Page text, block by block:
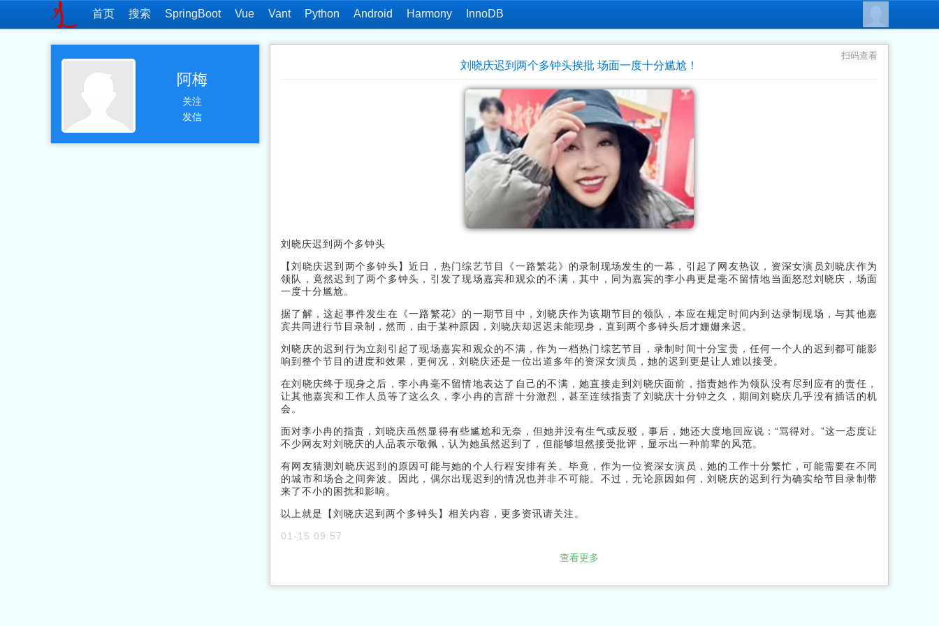
首页 搜索 SpringBoot Vue Vant Python Android Harmony InnoDB
阿梅
关注
发信
刘晓庆迟到两个多钟头挨批 场面一度十分尴尬！
扫码查看
刘晓庆迟到两个多钟头
【刘晓庆迟到两个多钟头】近日，热门综艺节目《一路繁花》的录制现场发生的一幕，引起了网友热议，资深女演员刘晓庆作为
领队，竟然迟到了两个多钟头，引发了现场嘉宾和观众的不满，其中，同为嘉宾的李小冉更是毫不留情地当面怒怼刘晓庆，场面
一度十分尴尬。
据了解，这起事件发生在《一路繁花》的一期节目中，刘晓庆作为该期节目的领队，本应在规定时间内到达录制现场，与其他嘉
宾共同进行节目录制，然而，由于某种原因，刘晓庆却迟迟未能现身，直到两个多钟头后才姗姗来迟。
刘晓庆的迟到行为立刻引起了现场嘉宾和观众的不满，作为一档热门综艺节目，录制时间十分宝贵，任何一个人的迟到都可能影
响到整个节目的进度和效果，更何况，刘晓庆还是一位出道多年的资深女演员，她的迟到更是让人难以接受。
在刘晓庆终于现身之后，李小冉毫不留情地表达了自己的不满，她直接走到刘晓庆面前，指责她作为领队没有尽到应有的责任，
让其他嘉宾和工作人员等了这么久，李小冉的言辞十分激烈，甚至连续指责了刘晓庆十分钟之久，期间刘晓庆几乎没有插话的机
会。
面对李小冉的指责，刘晓庆虽然显得有些尴尬和无奈，但她并没有生气或反驳，事后，她还大度地回应说：“骂得对。”这一态度让
不少网友对刘晓庆的人品表示敬佩，认为她虽然迟到了，但能够坦然接受批评，显示出一种前辈的风范。
有网友猜测刘晓庆迟到的原因可能与她的个人行程安排有关。毕竟，作为一位资深女演员，她的工作十分繁忙，可能需要在不同
的城市和场合之间奔波。因此，偶尔出现迟到的情况也并非不可能。不过，无论原因如何，刘晓庆的迟到行为确实给节目录制带
来了不小的困扰和影响。
以上就是【刘晓庆迟到两个多钟头】相关内容，更多资讯请关注。
01-15 09:57
查看更多